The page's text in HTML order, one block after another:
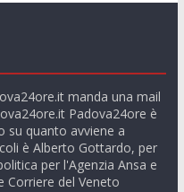
manda una mail
Padova24ore è
su quanto avviene a
è Alberto Gottardo, per
per l'Agenzia Ansa e
Corriere del Veneto